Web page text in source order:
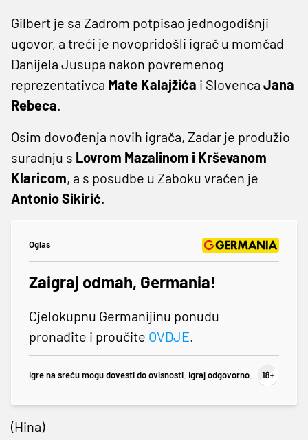
Gilbert je sa Zadrom potpisao jednogodišnji
ugovor, a treći je novopridošli igrač u momčad
Danijela Jusupa nakon povremenog
reprezentativca Mate Kalajžića i Slovenca Jana
Rebeca.
Osim dovođenja novih igrača, Zadar je produžio
suradnju s Lovrom Mazalinom i Krševanom
Klaricom, a s posudbe u Zaboku vraćen je
Antonio Sikirić.
Oglas
Zaigraj odmah, Germania!
Cjelokupnu Germanijinu ponudu
pronađite i proučite OVDJE.
Igre na sreću mogu dovesti do ovisnosti. Igraj odgovorno.
(Hina)